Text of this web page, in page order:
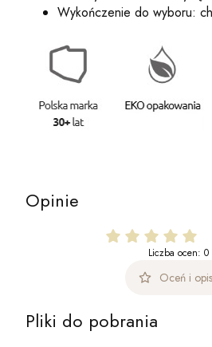
Wykończenie do wyboru:
Opinie
Liczba ocen: 0
Oceń i
Pliki do pobrania